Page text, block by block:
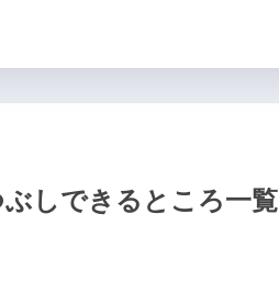
しできるところ一覧